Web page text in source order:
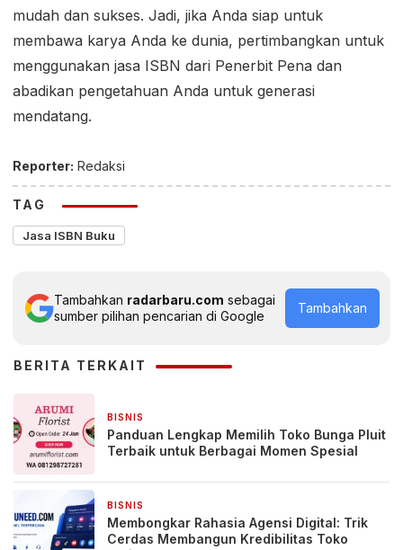
mudah dan sukses. Jadi, jika Anda siap untuk
membawa karya Anda ke dunia, pertimbangkan untuk
menggunakan jasa ISBN dari Penerbit Pena dan
abadikan pengetahuan Anda untuk generasi
mendatang.
Reporter: Redaksi
TAG
Jasa ISBN Buku
Tambahkan radarbaru.com sebagai
sumber pilihan pencarian di Google
Tambahkan
BERITA TERKAIT
BISNIS
Panduan Lengkap Memilih Toko Bunga Pluit
Terbaik untuk Berbagai Momen Spesial
BISNIS
Membongkar Rahasia Agensi Digital: Trik
Cerdas Membangun Kredibilitas Toko